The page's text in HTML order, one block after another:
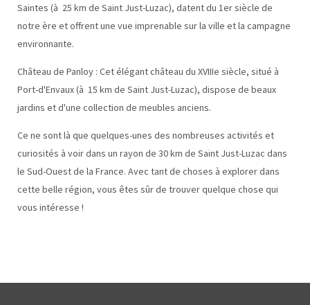
Saintes (à 25 km de Saint Just-Luzac), datent du 1er siècle de
notre ère et offrent une vue imprenable sur la ville et la campagne
environnante.
Château de Panloy : Cet élégant château du XVIIIe siècle, situé à
Port-d'Envaux (à 15 km de Saint Just-Luzac), dispose de beaux
jardins et d'une collection de meubles anciens.
Ce ne sont là que quelques-unes des nombreuses activités et
curiosités à voir dans un rayon de 30 km de Saint Just-Luzac dans
le Sud-Ouest de la France. Avec tant de choses à explorer dans
cette belle région, vous êtes sûr de trouver quelque chose qui
vous intéresse !